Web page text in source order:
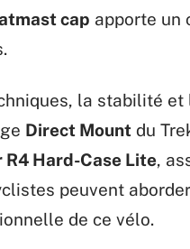
cap apporte un
la stabilité
Direct Mount du
Hard-Case Lite,
peuvent
de ce vélo.